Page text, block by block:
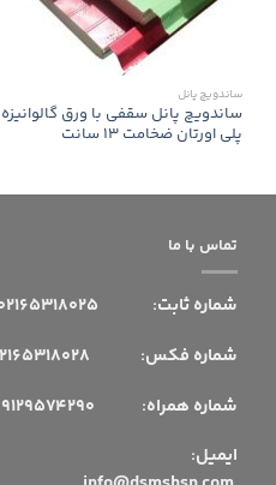
ساندویچ پانل
ساندویچ پانل سقفی با ورق
پلی اورتان ضخامت 13 سانت
تماس با ما
شماره ثابت:
شماره فکس: 02165318028
شماره همراه: 09129574290
ایمیل: